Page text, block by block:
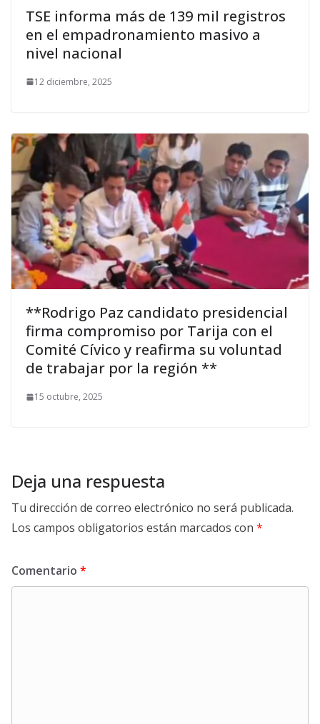
TSE informa más de 139 mil registros
en el empadronamiento masivo a
nivel nacional
12 diciembre, 2025
**Rodrigo Paz candidato presidencial
firma compromiso por Tarija con el
Comité Cívico y reafirma su voluntad
de trabajar por la región **
15 octubre, 2025
Deja una respuesta
Tu dirección de correo electrónico no será publicada.
Los campos obligatorios están marcados con *
Comentario *